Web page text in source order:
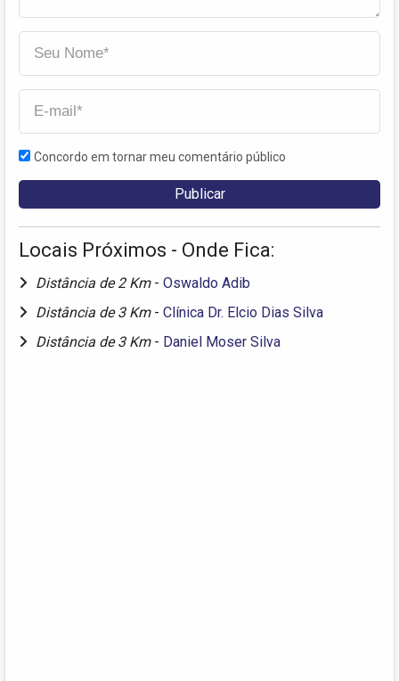
Concordo em tornar meu comentário público
Locais Próximos - Onde Fica:
Distância de 2 Km - Oswaldo Adib
Distância de 3 Km - Clínica Dr. Elcio Dias Silva
Distância de 3 Km - Daniel Moser Silva